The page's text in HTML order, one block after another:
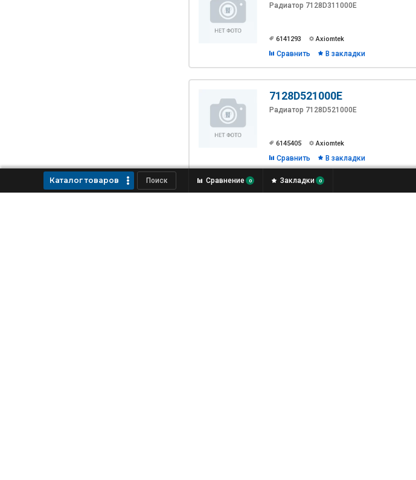
Радиатор 7128D311000E
6141293 Axiomtek
Сравнить В закладки
7128D521000E
Радиатор 7128D521000E
6145405 Axiomtek
Сравнить В закладки
Каталог товаров Сравнение 0 Закладки 0